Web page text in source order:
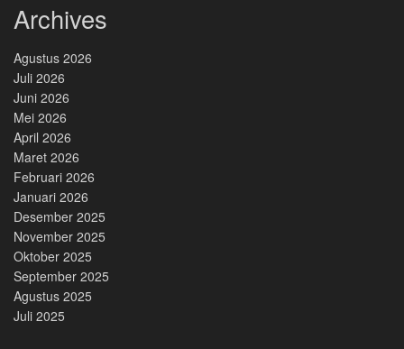
Archives
Agustus 2026
Juli 2026
Juni 2026
Mei 2026
April 2026
Maret 2026
Februari 2026
Januari 2026
Desember 2025
November 2025
Oktober 2025
September 2025
Agustus 2025
Juli 2025